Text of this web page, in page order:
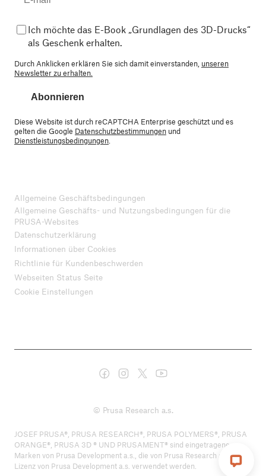
Ich möchte das E-Book „Grundlagen des 3D-Drucks“
als Geschenk erhalten.
Durch Anklicken erklären Sie sich damit einverstanden, unseren
Newsletter zu erhalten.
Abonnieren
Diese Website ist durch reCAPTCHA Enterprise geschützt und es
gelten die Google Datenschutzbestimmungen und
Dienstleistungsbedingungen
Allgemeine Geschäftsbedingungen
Allgemeine Geschäfts- und Nutzungsbedingungen für die
PRUSA-Websites
Datenschutzerklärung
Informationen über Cookies
Richtlinie für Kundenbeschwerden
Webseiten Status Seite
Cookie Einstellungen
© Prusa Research a.s.
JOSEF PRUSA®, PRUSA RESEARCH®, PRUSA POLYMERS®, PRUSA
ORANGE®, PRUSA 3D ® UND PRUSAMENT® sind eingetragene
Marken von Prusa Development a.s., die von Prusa Research a.s. unter
Lizenz von Prusa Development a.s. verwendet werden.